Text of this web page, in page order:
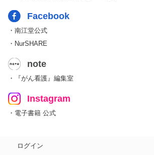
Facebook
・南江堂公式
・NurSHARE
note
・『がん看護』編集室
Instagram
・電子書籍 公式
ログイン